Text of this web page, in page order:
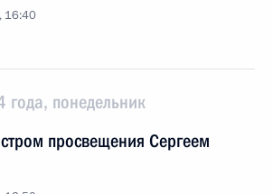
16:40
понедельник
просвещения Сергеем